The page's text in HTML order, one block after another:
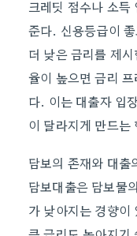
크레딧 점수나 소득
준다. 신용등급이
더 낮은 금리를 제
율이 높으면 금리
다. 이는 대출자 입
이 달라지게 만드는
담보의 존재와 대출
담보대출은 담보물
가 낮아지는 경향